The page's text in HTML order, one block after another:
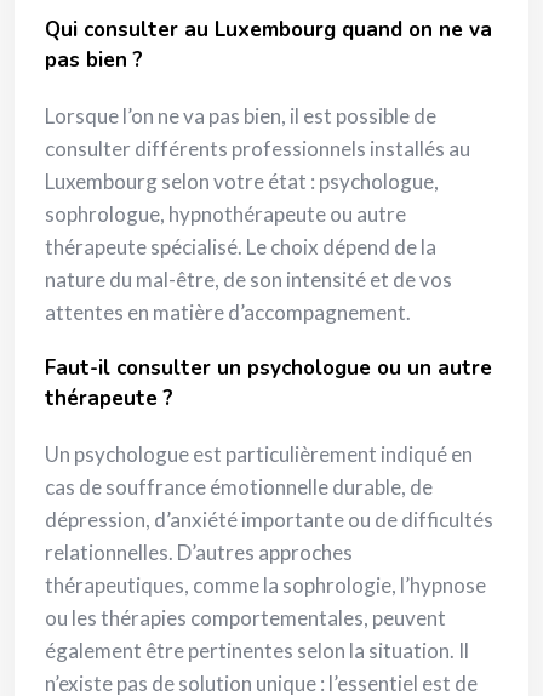
Qui consulter au Luxembourg quand on ne va
pas bien ?
Lorsque l’on ne va pas bien, il est possible de
consulter différents professionnels installés au
Luxembourg selon votre état : psychologue,
sophrologue, hypnothérapeute ou autre
thérapeute spécialisé. Le choix dépend de la
nature du mal-être, de son intensité et de vos
attentes en matière d’accompagnement.
Faut-il consulter un psychologue ou un autre
thérapeute ?
Un psychologue est particulièrement indiqué en
cas de souffrance émotionnelle durable, de
dépression, d’anxiété importante ou de difficultés
relationnelles. D’autres approches
thérapeutiques, comme la sophrologie, l’hypnose
ou les thérapies comportementales, peuvent
également être pertinentes selon la situation. Il
n’existe pas de solution unique : l’essentiel est de